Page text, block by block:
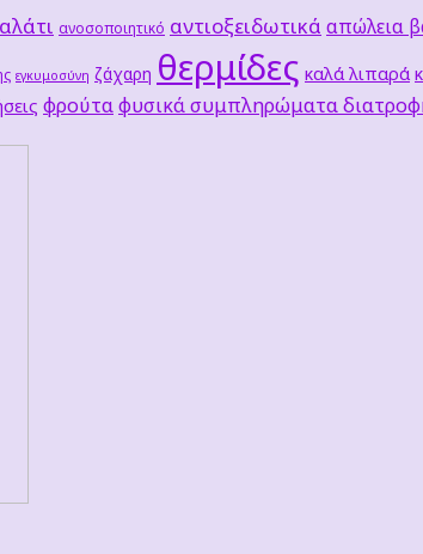
αλάτι ανοσοποιητικό αντιοξειδωτικά απώλεια
εγκυμοσύνη ζάχαρη θερμίδες καλά λιπαρά
φρούταφυσικά συμπληρώματα